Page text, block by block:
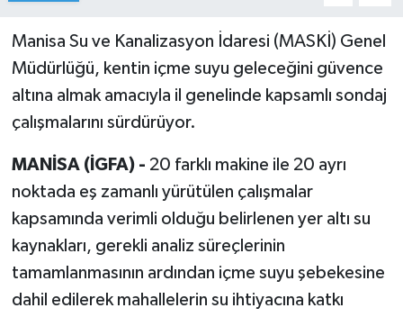
Manisa Su ve Kanalizasyon İdaresi (MASKİ) Genel
Müdürlüğü, kentin içme suyu geleceğini güvence
altına almak amacıyla il genelinde kapsamlı sondaj
çalışmalarını sürdürüyor.
MANİSA (İGFA) - 20 farklı makine ile 20 ayrı
noktada eş zamanlı yürütülen çalışmalar
kapsamında verimli olduğu belirlenen yer altı su
kaynakları, gerekli analiz süreçlerinin
tamamlanmasının ardından içme suyu şebekesine
dahil edilerek mahallelerin su ihtiyacına katkı